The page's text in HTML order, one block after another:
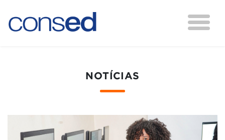
NOTÍCIAS